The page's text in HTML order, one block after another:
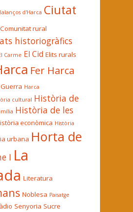
d'Harca Ciutat
Comunitat rural
historiogràfics
Carme El Cid Elits rurals
Fer Harca
Guerra Harca
cultural Història de
Història de les
econòmica Història
urbana Horta de
I La
Literatura
Noblesa Paisatge
Senyoria Sucre